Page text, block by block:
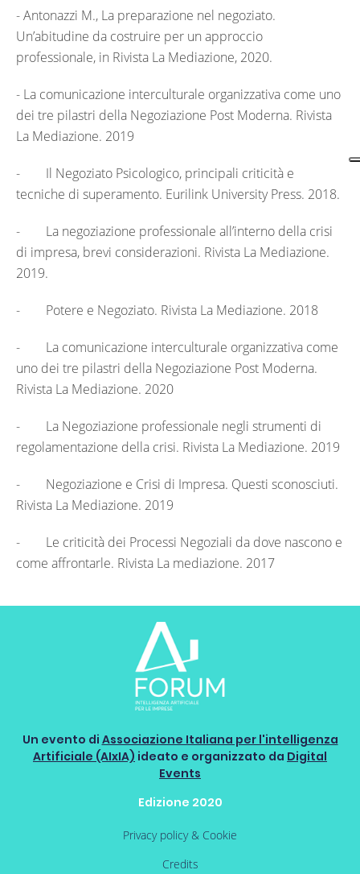
- Antonazzi M., La preparazione nel negoziato.
Un’abitudine da costruire per un approccio
professionale, in Rivista La Mediazione, 2020.
- La comunicazione interculturale organizzativa come uno
dei tre pilastri della Negoziazione Post Moderna. Rivista
La Mediazione. 2019
- Il Negoziato Psicologico, principali criticità e
tecniche di superamento. Eurilink University Press. 2018.
- La negoziazione professionale all’interno della crisi
di impresa, brevi considerazioni. Rivista La Mediazione.
2019.
- Potere e Negoziato. Rivista La Mediazione. 2018
- La comunicazione interculturale organizzativa come
uno dei tre pilastri della Negoziazione Post Moderna.
Rivista La Mediazione. 2020
- La Negoziazione professionale negli strumenti di
regolamentazione della crisi. Rivista La Mediazione. 2019
- Negoziazione e Crisi di Impresa. Questi sconosciuti.
Rivista La Mediazione. 2019
- Le criticità dei Processi Negoziali da dove nascono e
come affrontarle. Rivista La mediazione. 2017
Un evento di Associazione Italiana per l'intelligenza
Artificiale (AIxIA) ideato e organizzato da Digital
Events
Edizione 2020
Privacy policy & Cookie
Credits